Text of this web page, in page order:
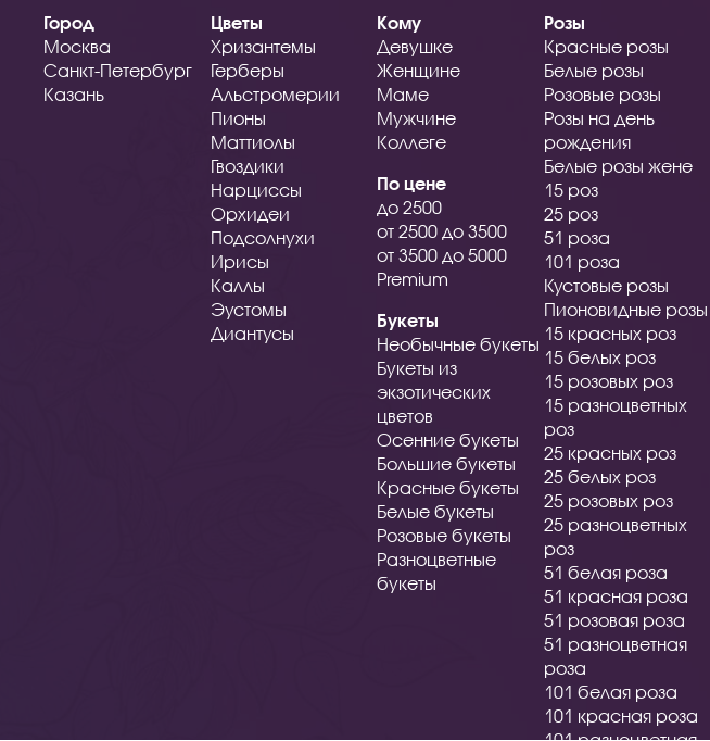
Город
Москва
Санкт-Петербург
Казань
Цветы
Хризантемы
Герберы
Альстромерии
Пионы
Маттиолы
Гвоздики
Нарциссы
Орхидеи
Подсолнухи
Ирисы
Каллы
Эустомы
Диантусы
Кому
Девушке
Женщине
Маме
Мужчине
Коллеге
По цене
до 2500
от 2500 до 3500
от 3500 до 5000
Premium
Букеты
Необычные букеты
Букеты из
экзотических
цветов
Осенние букеты
Большие букеты
Красные букеты
Белые букеты
Розовые букеты
Разноцветные
букеты
Розы
Красные розы
Белые розы
Розовые розы
Розы на день
рождения
Белые розы жене
15 роз
25 роз
51 роза
101 роза
Кустовые розы
Пионовидные розы
15 красных роз
15 белых роз
15 розовых роз
15 разноцветных
роз
25 красных роз
25 белых роз
25 розовых роз
25 разноцветных
роз
51 белая роза
51 красная роза
51 розовая роза
51 разноцветная
роза
101 белая роза
101 красная роза